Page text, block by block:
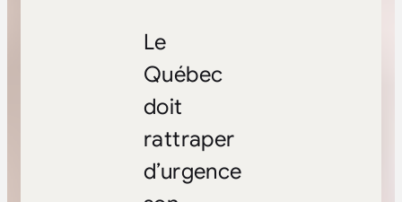
Le
Québec
doit
rattraper
d’urgence